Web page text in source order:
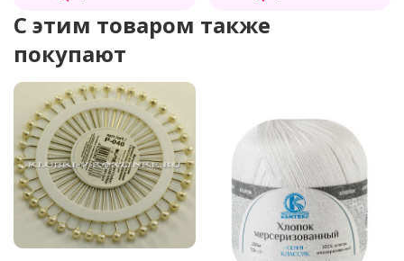
C этим товаром также
покупают